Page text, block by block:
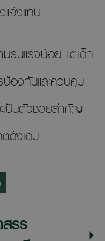
จ้งแทน
มรุนแรงน้อย แต่เด็ก
องกันและควบคุม
เป็นตัวช่วยสำคัญ
ดังเดิม
รร